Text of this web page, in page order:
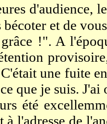
d'audience,
et de
grâce !". A
une fuite
que je suis.
été
à l'adresse de